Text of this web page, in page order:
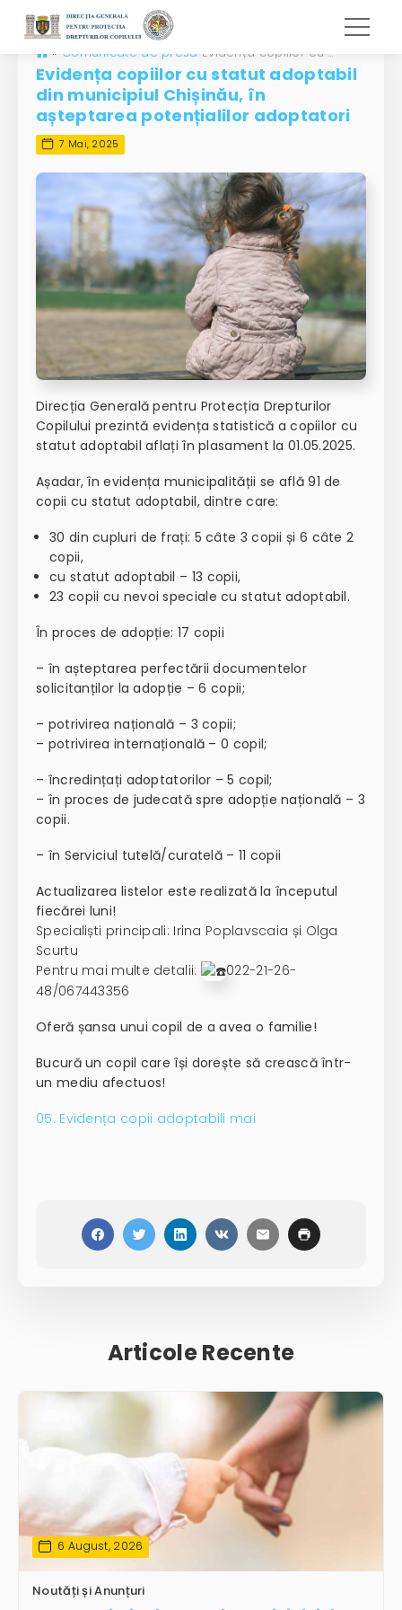
» Comunicate de presă Evidența copiilor cu statut adoptabil din municipiul Chișinău, în așteptarea potențialilor adoptatori
Evidența copiilor cu statut adoptabil
din municipiul Chișinău, în
așteptarea potențialilor adoptatori
7 Mai, 2025
Direcția Generală pentru Protecția Drepturilor
Copilului prezintă evidența statistică a copiilor cu
statut adoptabil aflați în plasament la 01.05.2025.
Așadar, în evidența municipalității se află 91 de
copii cu statut adoptabil, dintre care:
30 din cupluri de frați: 5 câte 3 copii și 6 câte 2
copii,
cu statut adoptabil – 13 copii,
23 copii cu nevoi speciale cu statut adoptabil.
În proces de adopție: 17 copii
– în așteptarea perfectării documentelor
solicitanților la adopție – 6 copii;
– potrivirea națională – 3 copii;
– potrivirea internațională – 0 copil;
– încredințați adoptatorilor – 5 copil;
– în proces de judecată spre adopție națională – 3
copii.
– în Serviciul tutelă/curatelă – 11 copii
Actualizarea listelor este realizată la începutul
fiecărei luni!
Specialiști principali: Irina Poplavscaia și Olga
Scurtu
Pentru mai multe detalii:
022-21-26-
48/067443356
Oferă șansa unui copil de a avea o familie!
Bucură un copil care își dorește să crească într-
un mediu afectuos!
05. Evidența copii adoptabili mai
Articole Recente
6 August, 2026
Noutăți și Anunțuri